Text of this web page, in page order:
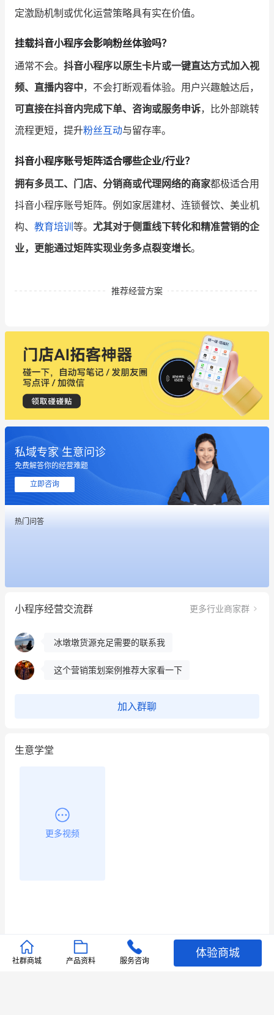
定激励机制或优化运营策略具有实在价值。
挂载抖音小程序会影响粉丝体验吗？
通常不会。 抖音小程序以原生卡片或一键直达方式加入视
频、直播内容中，不会打断观看体验。用户兴趣触达后，
可直接在抖音内完成下单、咨询或服务申诉，比外部跳转
流程更短，提升粉丝互动与留存率。
抖音小程序账号矩阵适合哪些企业/行业？
拥有多员工、门店、分销商或代理网络的商家都极适合用
抖音小程序账号矩阵。例如家居建材、连锁餐饮、美业机
构、 教育培训等。 尤其对于侧重线下转化和精准营销的企
业，更能通过矩阵实现业务多点裂变增长。
推荐经营方案
私域专家 生意问诊
免费解答你的经营难题
立即咨询
热门问答
小程序经营交流群 更多行业商家群
餐饮也得靠私域和服务提高竞争力
昨晚的直播课程太好啦❤️
冰墩墩货源充足需要的联系我
这个营销策划案例推荐大家看一下
加入群聊
生意学堂
更多视频
推荐文章
社群商城 产品资料 服务咨询
体验商城